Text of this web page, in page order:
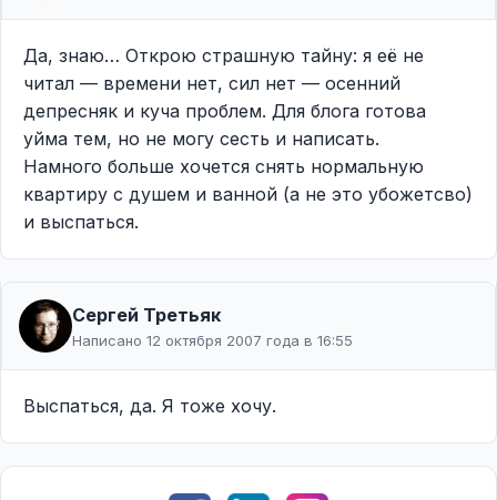
Да, знаю… Открою страшную тайну: я её не
читал — времени нет, сил нет — осенний
депресняк и куча проблем. Для блога готова
уйма тем, но не могу сесть и написать.
Намного больше хочется снять нормальную
квартиру с душем и ванной (а не это убожетсво)
и выспаться.
Сергей Третьяк
Написано 12 октября 2007 года в 16:55
Выспаться, да. Я тоже хочу.